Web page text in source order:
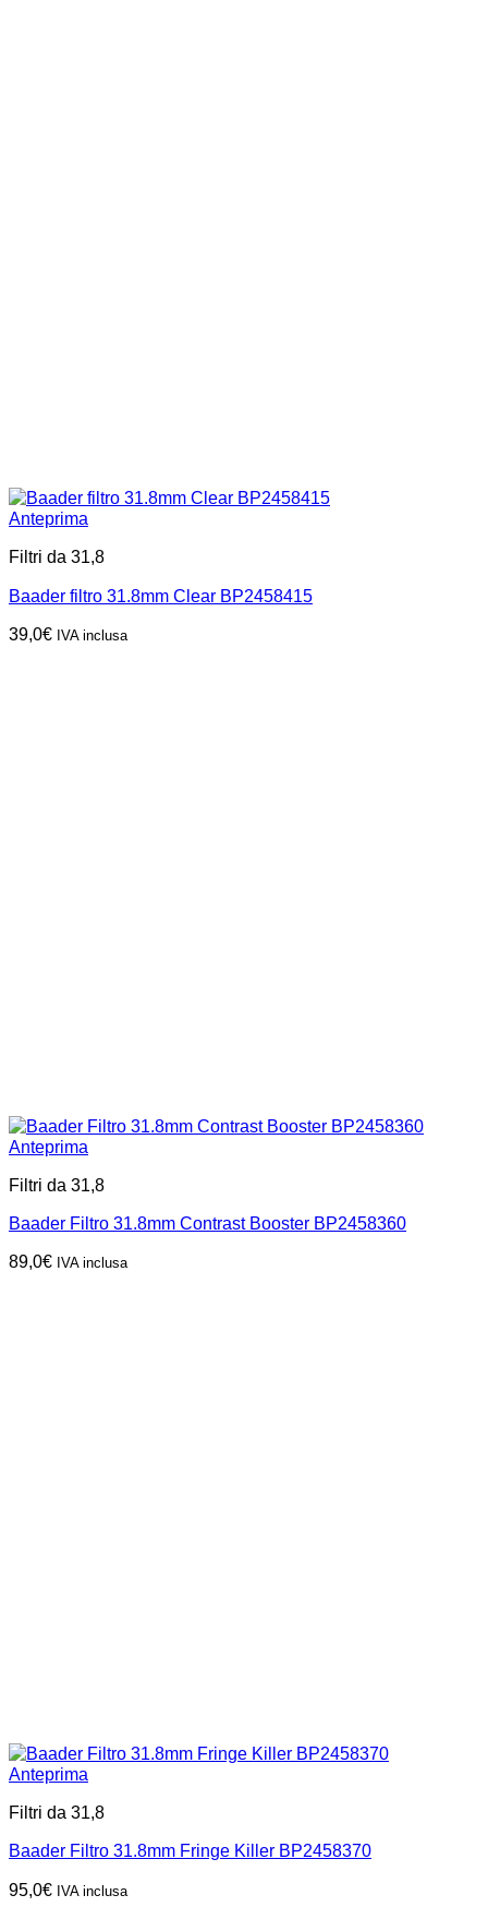
Anteprima
Filtri da 31,8
Baader filtro 31.8mm Clear BP2458415
39,0€ IVA inclusa
Anteprima
Filtri da 31,8
Baader Filtro 31.8mm Contrast Booster BP2458360
89,0€ IVA inclusa
Anteprima
Filtri da 31,8
Baader Filtro 31.8mm Fringe Killer BP2458370
95,0€ IVA inclusa